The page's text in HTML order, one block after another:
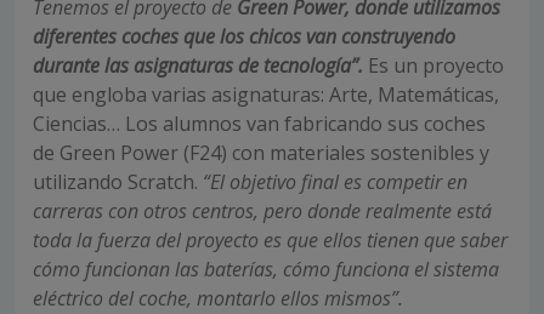
Tenemos el proyecto de Green Power, donde utilizamos
diferentes coches que los chicos van construyendo
durante las asignaturas de tecnología”. Es un proyecto
que engloba varias asignaturas: Arte, Matemáticas,
Ciencias… Los alumnos van fabricando sus coches
de Green Power (F24) con materiales sostenibles y
utilizando Scratch. “El objetivo final es competir en
carreras con otros centros, pero donde realmente está
toda la fuerza del proyecto es que ellos tienen que saber
cómo funcionan las baterías, cómo funciona el sistema
eléctrico del coche, montarlo ellos mismos”.